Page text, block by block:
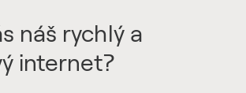
náš rychlý a
internet?